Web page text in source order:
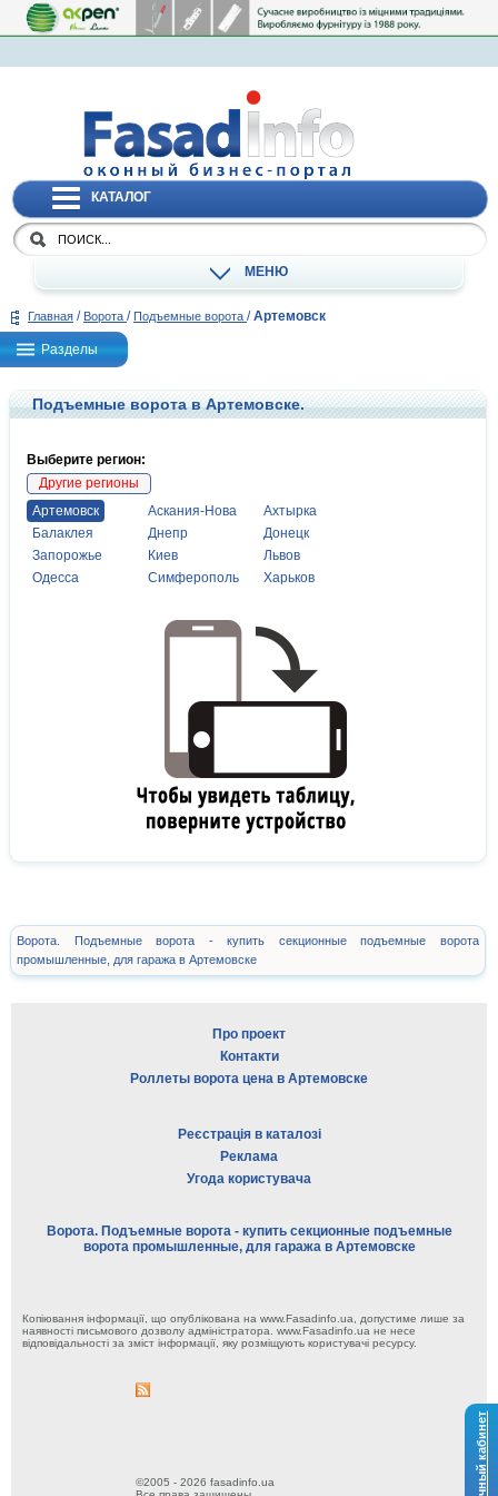
Личный кабинет
КАТАЛОГ
МЕНЮ
Главная / Ворота / Подъемные ворота / Артемовск
Разделы
Подъемные ворота в Артемовске.
Выберите регион:
Другие регионы
Артемовск
Аскания-Нова
Ахтырка
Балаклея
Днепр
Донецк
Запорожье
Киев
Львов
Одесса
Симферополь Харьков
Ворота. Подъемные ворота - купить секционные подъемные ворота
промышленные, для гаража в Артемовске
Про проект
Контакти
Роллеты ворота цена в Артемовске
Реєстрація в каталозі
Реклама
Угода користувача
Ворота. Подъемные ворота - купить секционные подъемные
ворота промышленные, для гаража в Артемовске
Копіювання інформації, що опублікована на www.Fasadinfo.ua, допустиме лише за
наявності письмового дозволу адміністратора. www.Fasadinfo.ua не несе
відповідальності за зміст інформації, яку розміщують користувачі ресурсу.
©2005 - 2026 fasadinfo.ua